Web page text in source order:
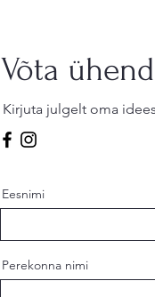
Võta
Kirjuta julgelt oma
Eesnimi
Perekonna nimi